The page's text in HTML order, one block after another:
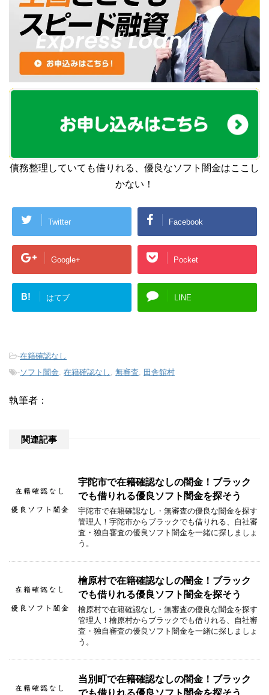
債務整理していても借りれる、優良なソフト闇金はここし
かない！
Twitter Facebook
Google+ Pocket
B! はてブ LINE
-在籍確認なし
-ソフト闇金, 在籍確認なし , 無審査, 田舎館村
執筆者：
関連記事
宇陀市で在籍確認なしの闇金！ブラック
でも借りれる優良ソフト闇金を探そう
宇陀市で在籍確認なし・無審査の優良な闇金を探す
管理人！宇陀市からブラックでも借りれる、自社審
査・独自審査の優良ソフト闇金を一緒に探しましょ
う。
檜原村で在籍確認なしの闇金！ブラック
でも借りれる優良ソフト闇金を探そう
檜原村で在籍確認なし・無審査の優良な闇金を探す
管理人！檜原村からブラックでも借りれる、自社審
査・独自審査の優良ソフト闇金を一緒に探しましょ
う。
当別町で在籍確認なしの闇金！ブラック
でも借りれる優良ソフト闇金を探そう